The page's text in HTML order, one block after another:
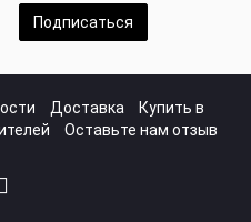
Подписаться
Доставка
Купить в
Оставьте нам отзыв